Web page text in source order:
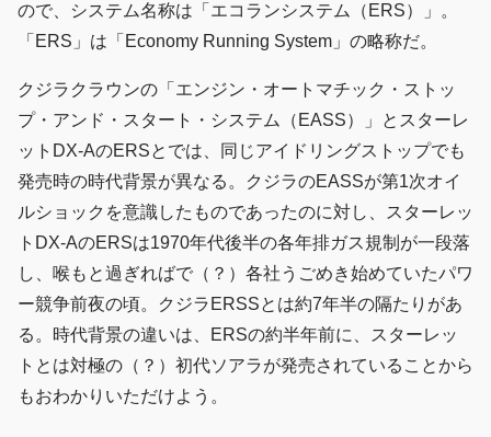
ので、システム名称は「エコランシステム（ERS）」。
「ERS」は「Economy Running System」の略称だ。
クジラクラウンの「エンジン・オートマチック・ストッ
プ・アンド・スタート・システム（EASS）」とスターレ
ットDX-AのERSとでは、同じアイドリングストップでも
発売時の時代背景が異なる。クジラのEASSが第1次オイ
ルショックを意識したものであったのに対し、スターレッ
トDX-AのERSは1970年代後半の各年排ガス規制が一段落
し、喉もと過ぎればで（？）各社うごめき始めていたパワ
ー競争前夜の頃。クジラERSSとは約7年半の隔たりがあ
る。時代背景の違いは、ERSの約半年前に、スターレッ
トとは対極の（？）初代ソアラが発売されていることから
もおわかりいただけよう。